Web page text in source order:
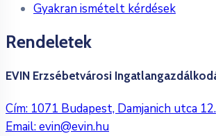
Gyakran ismételt kérdések
Rendeletek
EVIN Erzsébetvárosi
Cím: 1071 Budapest, Damjanich utca 12.
Email:evin@evin.hu